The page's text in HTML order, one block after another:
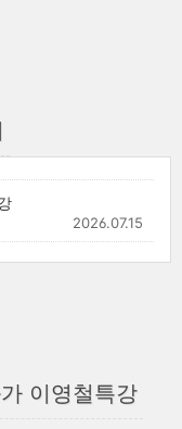
2026.07.15
이영철특강